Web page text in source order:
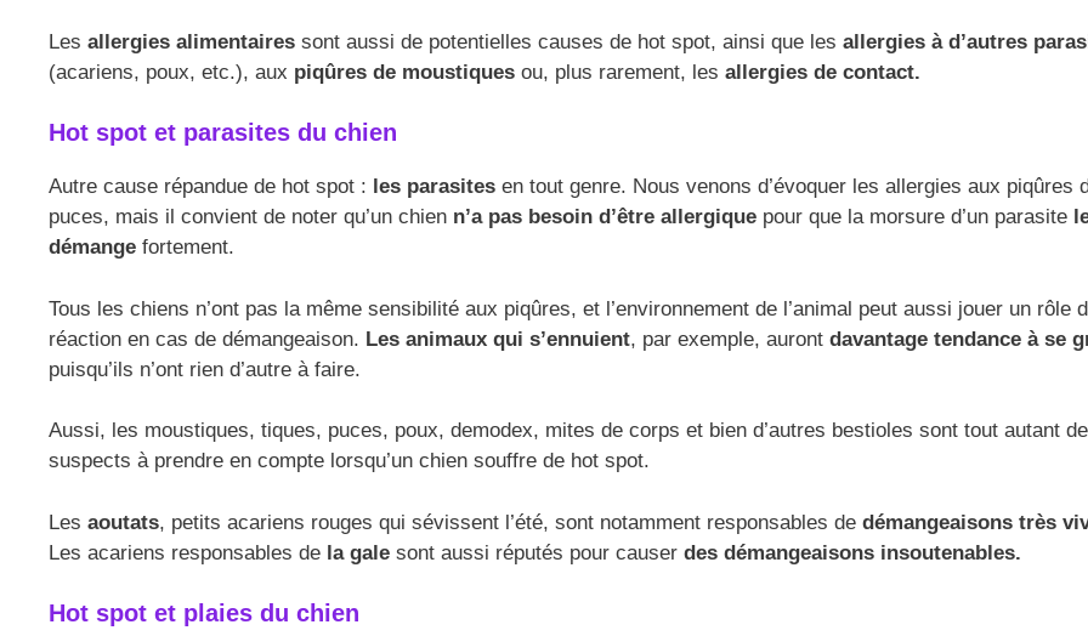
Les allergies alimentaires sont aussi de potentielles causes de hot spot, ainsi que les allergies à d’autres
(acariens, poux, etc.), aux piqûres de moustiques ou, plus rarement, les allergies de contact.
Hot spot et parasites du chien
Autre cause répandue de hot spot : les parasites en tout genre. Nous venons d’évoquer les allergies aux piqûres
puces, mais il convient de noter qu’un chien n’a pas besoin d’être allergique pour que la morsure d’un parasite
démange fortement.
Tous les chiens n’ont pas la même sensibilité aux piqûres, et l’environnement de l’animal peut aussi jouer un rôle
réaction en cas de démangeaison. Les animaux qui s’ennuient, par exemple, auront davantage tendance à se
puisqu’ils n’ont rien d’autre à faire.
Aussi, les moustiques, tiques, puces, poux, demodex, mites de corps et bien d’autres bestioles sont tout autant de
suspects à prendre en compte lorsqu’un chien souffre de hot spot.
Les aoutats, petits acariens rouges qui sévissent l’été, sont notamment responsables de démangeaisons très
Les acariens responsables de la gale sont aussi réputés pour causer des démangeaisons insoutenables.
Hot spot et plaies du chien